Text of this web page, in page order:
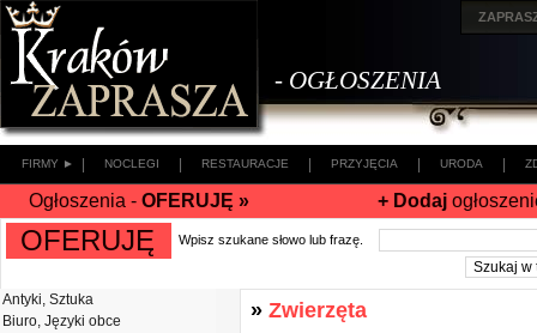
- OGŁOSZENIA
FIRMY ► NOCLEGI RESTAURACJE PRZYJĘCIA URODA
Ogłoszenia - OFERUJĘ » + Dodaj
OFERUJĘ Wpisz szukane słowo lub frazę.
Antyki, Sztuka
Biuro, Języki obce
» Zwierzęta